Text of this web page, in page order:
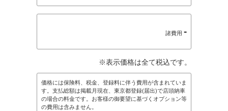
諸費用 -
※表示価格は全て税込です。
価格には保険料、税金、登録料に伴う費用が含まれていま
す。支払総額は掲載月現在、東京都登録(届出)で店頭納車
の場合の料金です。お客様の御要望に基づくオプション等
の費用は含みません。